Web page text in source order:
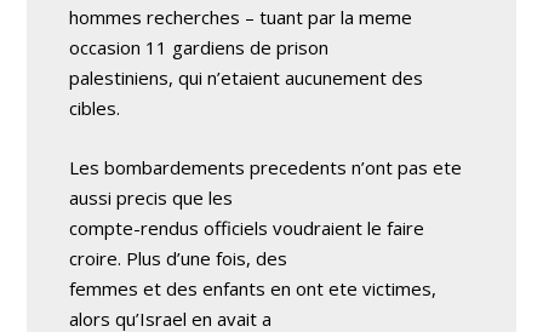
hommes recherches – tuant par la meme
occasion 11 gardiens de prison
palestiniens, qui n’etaient aucunement des
cibles.
Les bombardements precedents n’ont pas ete
aussi precis que les
compte-rendus officiels voudraient le faire
croire. Plus d’une fois, des
femmes et des enfants en ont ete victimes,
alors qu’Israel en avait a